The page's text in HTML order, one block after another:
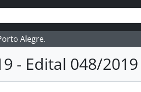
Alegre.
- Edital 048/2019
Edital 033/2019
Edital 034/2019
Edital 035/2019
036/2019
Edital 037/2019
Edital 038/2019
Edital 039/2019